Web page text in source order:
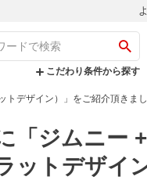
こだわり条件から探す
デザイン）」をご紹介頂きまし
「ジムニー
ットデザイ